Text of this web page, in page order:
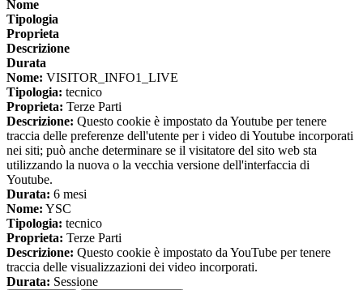
Nome
Tipologia
Proprieta
Descrizione
Durata
Nome: VISITOR_INFO1_LIVE
Tipologia: tecnico
Proprieta: Terze Parti
Descrizione: Questo cookie è impostato da Youtube per tenere
traccia delle preferenze dell'utente per i video di Youtube incorporati
nei siti; può anche determinare se il visitatore del sito web sta
utilizzando la nuova o la vecchia versione dell'interfaccia di
Youtube.
Durata: 6 mesi
Nome: YSC
Tipologia: tecnico
Proprieta: Terze Parti
Descrizione: Questo cookie è impostato da YouTube per tenere
traccia delle visualizzazioni dei video incorporati.
Durata: Sessione